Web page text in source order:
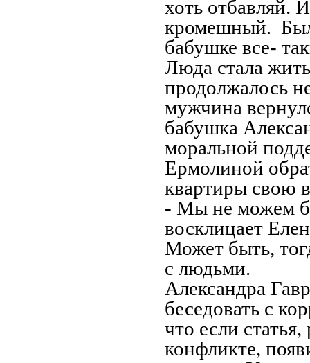
хоть отбавляй.
кромешный.
бабушке все-
Люда стала
продолжалось
мужчина
бабушка
моральной
Ермолиной
квартиры свою
- Мы не можем
восклицает
Может быть,
с людьми.
Александра
беседовать с
что если
конфликте,